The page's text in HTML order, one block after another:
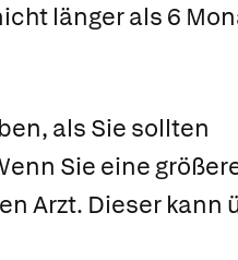
länger als 6
als Sie sollten
Sie eine
Arzt. Dieser kann